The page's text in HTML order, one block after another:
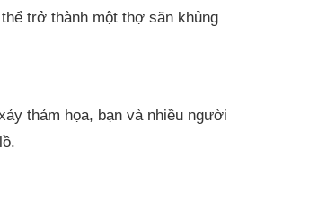
trở thành một thợ săn khủng
thảm họa, bạn và nhiều người